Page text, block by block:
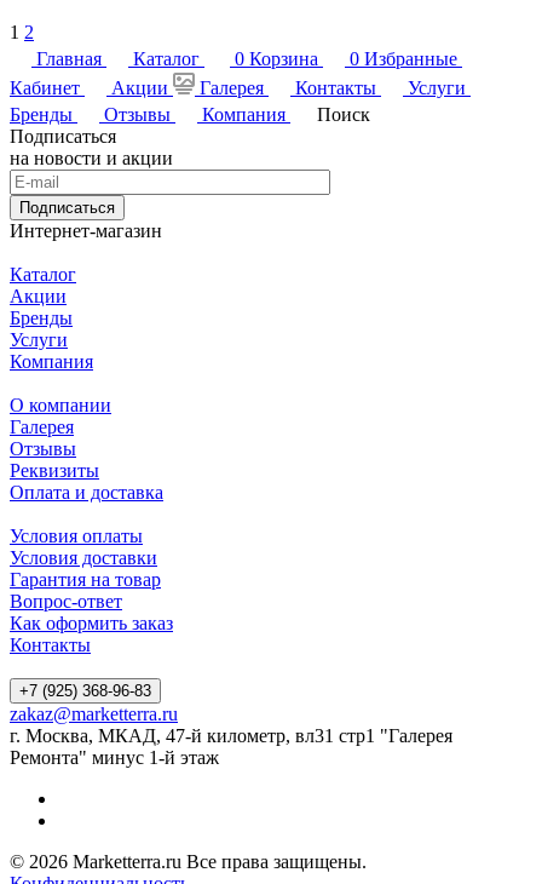
1 2
Главная
Каталог 0 Корзина 0 Избранные
Кабинет
Акции Галерея Контакты
Услуги
Бренды
Отзывы Компания
Поиск
Подписаться
на новости и акции
Подписаться
Интернет-магазин
Каталог
Акции
Бренды
Услуги
Компания
О компании
Галерея
Отзывы
Реквизиты
Оплата и доставка
Условия оплаты
Условия доставки
Гарантия на товар
Вопрос-ответ
Как оформить заказ
Контакты
+7 (925) 368-96-83
zakaz@marketterra.ru
г. Москва, МКАД, 47-й километр, вл31 стр1 "Галерея
Ремонта" минус 1-й этаж
© 2026 Marketterra.ru Все права защищены.